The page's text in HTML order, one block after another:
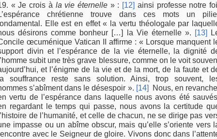
« Je crois à la vie éternelle » : [12] ainsi professe notre
chrétienne trouve dans ces mots un
Elle est en effet « la vertu théologale par
désirons comme bonheur […] la Vie éternelle ». [13]
œcuménique Vatican II affirme : « Lorsque manquent
divin et l’espérance de la vie éternelle, la dignité
subit une très grave blessure, comme on le voit
et l’énigme de la vie et de la mort, de la faute et
souffrance reste sans solution. Ainsi, trop souvent,
s’abîment dans le désespoir ». [14] Nous, en
vertu de l’espérance dans laquelle nous avons été
regardant le temps qui passe, nous avons la certitude
de l’humanité, et celle de chacun, ne se dirige pas
impasse ou un abîme obscur, mais qu’elle s’oriente vers
avec le Seigneur de gloire. Vivons donc dans